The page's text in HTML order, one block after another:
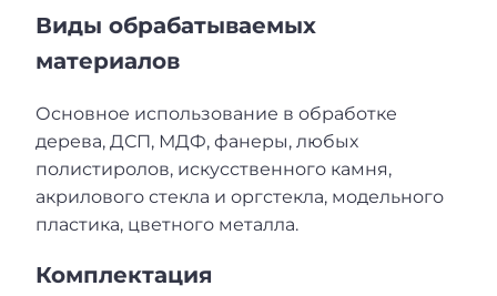
Виды обрабатываемых
материалов
Основное использование в обработке
дерева, ДСП, МДФ, фанеры, любых
полистиролов, искусственного камня,
акрилового стекла и оргстекла, модельного
пластика, цветного металла.
Комплектация